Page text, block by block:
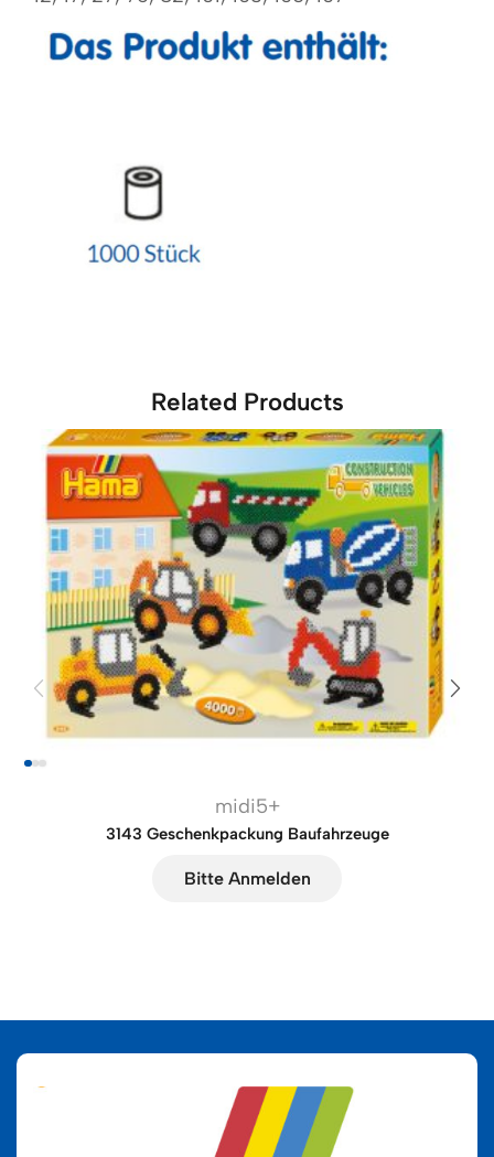
Related Products
midi5+
3143 Geschenkpackung Baufahrzeuge
Bitte Anmelden